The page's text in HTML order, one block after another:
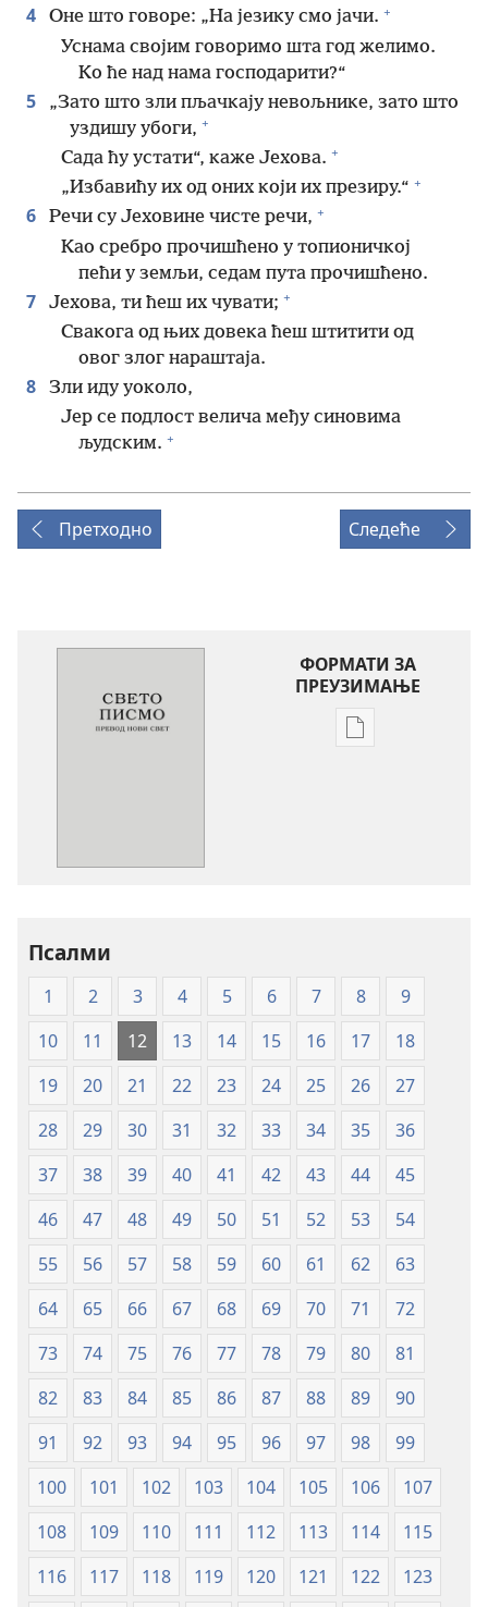
4 Оне што говоре: „На језику смо јачи. +
Уснама својим говоримо шта год желимо.
Ко ће над нама господарити?“
5
„Зато што зли пљачкају невољнике, зато што
уздишу убоги, +
Сада ћу устати“, каже Јехова. +
„Избавићу их од оних који их презиру.“ +
6 Речи су Јеховине чисте речи, +
Као сребро прочишћено у топионичкој
пећи у земљи, седам пута прочишћено.
7 Јехова, ти ћеш их чувати; +
Свакога од њих довека ћеш штитити од
овог злог нараштаја.
8
Зли иду уоколо,
Јер се подлост велича међу синовима
људским. +
Претходно Следеће
ФОРМАТИ ЗА
ПРЕУЗИМАЊЕ
Формати
Нови
свет
(меки
повез)
Псалми
1 2 3 4 5 6 7 8
9
10
11 12 13 14 15 16 17
18
19
20 21 22 23 24 25 26
27
28
29 30 31 32 33 34 35
36
37
38 39 40 41 42 43 44
45
46
47 48 49 50 51 52 53
54
55
56 57 58 59 60 61 62
63
64
65 66 67 68 69 70 71
72
73
74 75 76 77 78 79 80
81
82
83 84 85 86 87 88 89
90
91
92 93 94 95 96 97 98
99
100
101 102 103 104 105 106
107
108
109 110 111 112 113 114
115
116
117 118 119 120 121 122
123